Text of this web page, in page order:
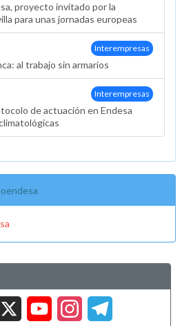
proyecto invitado por la
para unas jornadas europeas
Interempresas
al trabajo sin armarios
Interempresas
de actuación en Endesa
X